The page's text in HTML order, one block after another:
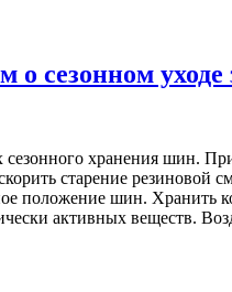
о сезонном
хранения шин.
старение
положение шин. Хранить
активных веществ.